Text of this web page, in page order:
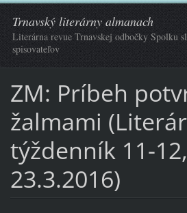
Trnavský literárny almanach
Literárna revue Trnavskej odbočky Spolku
spisovateľov
ZM: Príbeh
žalmami
týždenník 11-12,
23.3.2016)